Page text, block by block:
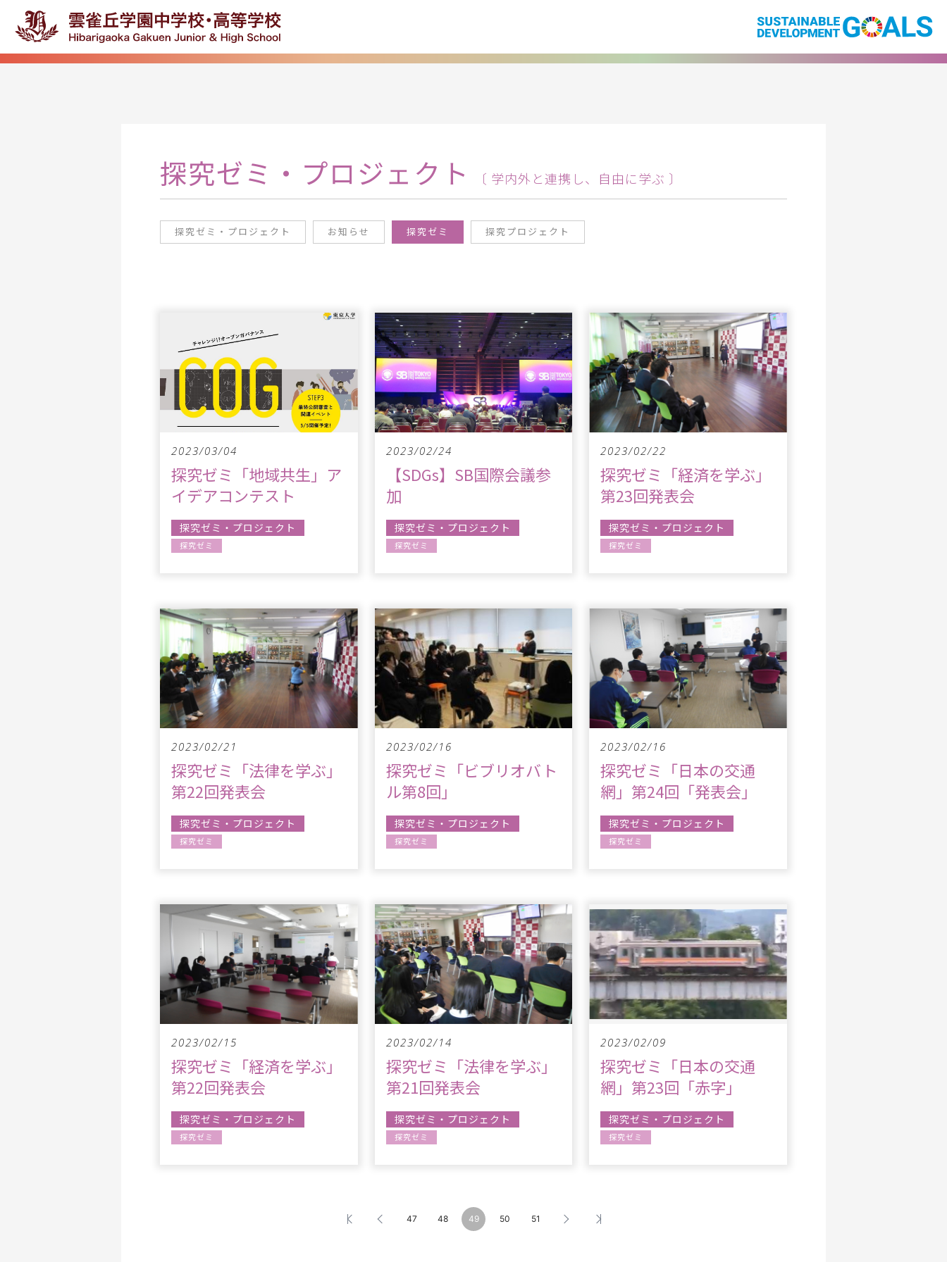
探究ゼミ・プロジェクト 〔 学内外と連携し、自由に学ぶ 〕
探究ゼミ・プロジェクト お知らせ 探究ゼミ 探究プロジェクト
2023/03/04
探究ゼミ「地域共生」ア
イデアコンテスト
探究ゼミ・プロジェクト
探究ゼミ
2023/02/24
【SDGs】SB国際会議参
加
探究ゼミ・プロジェクト
探究ゼミ
2023/02/22
探究ゼミ「経済を学ぶ」
第23回発表会
探究ゼミ・プロジェクト
探究ゼミ
2023/02/21
探究ゼミ「法律を学ぶ」
第22回発表会
探究ゼミ・プロジェクト
探究ゼミ
2023/02/16
探究ゼミ「ビブリオバト
ル第8回」
探究ゼミ・プロジェクト
探究ゼミ
2023/02/16
探究ゼミ「日本の交通
網」第24回「発表会」
探究ゼミ・プロジェクト
探究ゼミ
2023/02/15
探究ゼミ「経済を学ぶ」
第22回発表会
探究ゼミ・プロジェクト
探究ゼミ
2023/02/14
探究ゼミ「法律を学ぶ」
第21回発表会
探究ゼミ・プロジェクト
探究ゼミ
2023/02/09
探究ゼミ「日本の交通
網」第23回「赤字」
探究ゼミ・プロジェクト
探究ゼミ
47 48 49 50 51